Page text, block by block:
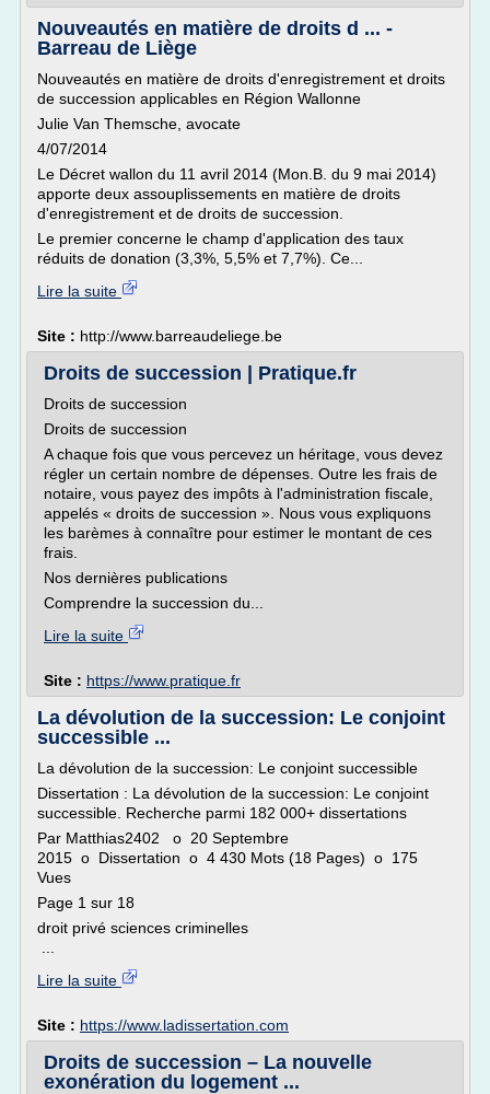
Nouveautés en matière de droits d ... -
Barreau de Liège
Nouveautés en matière de droits d'enregistrement et droits
de succession applicables en Région Wallonne
Julie Van Themsche, avocate
4/07/2014
Le Décret wallon du 11 avril 2014 (Mon.B. du 9 mai 2014)
apporte deux assouplissements en matière de droits
d'enregistrement et de droits de succession.
Le premier concerne le champ d'application des taux
réduits de donation (3,3%, 5,5% et 7,7%). Ce...
Lire la suite
Site : http://www.barreaudeliege.be
Droits de succession | Pratique.fr
Droits de succession
Droits de succession
A chaque fois que vous percevez un héritage, vous devez
régler un certain nombre de dépenses. Outre les frais de
notaire, vous payez des impôts à l'administration fiscale,
appelés « droits de succession ». Nous vous expliquons
les barèmes à connaître pour estimer le montant de ces
frais.
Nos dernières publications
Comprendre la succession du...
Lire la suite
Site : https://www.pratique.fr
La dévolution de la succession: Le conjoint
successible ...
La dévolution de la succession: Le conjoint successible
Dissertation : La dévolution de la succession: Le conjoint
successible. Recherche parmi 182 000+ dissertations
Par Matthias2402 o 20 Septembre
2015 o Dissertation o 4 430 Mots (18 Pages) o 175
Vues
Page 1 sur 18
droit privé sciences criminelles
Lire la suite
Site : https://www.ladissertation.com
Droits de succession – La nouvelle
exonération du logement ...